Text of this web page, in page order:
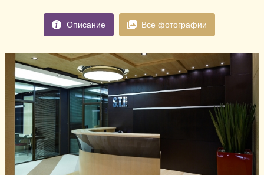
Описание Все фотографии